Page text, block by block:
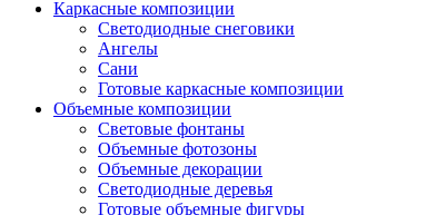
Каркасные композиции
Светодиодные снеговики
Ангелы
Сани
Готовые каркасные композиции
Объемные композиции
Световые фонтаны
Объемные фотозоны
Объемные декорации
Светодиодные деревья
Готовые объемные фигуры